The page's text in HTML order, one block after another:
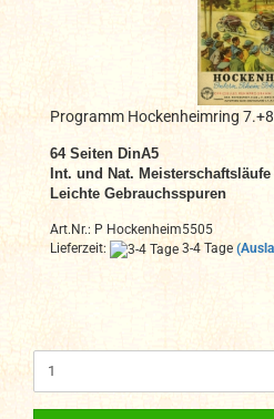
Programm Hockenheimring
64 Seiten DinA5
Int. und Nat.
Leichte Gebrauchsspuren
Art.Nr.: P Hockenheim5505
Lieferzeit:
3-4 Tage